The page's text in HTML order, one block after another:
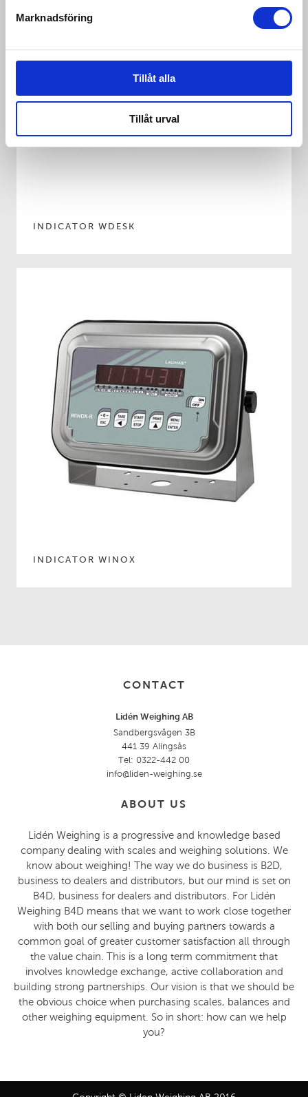
Marknadsföring
Tillåt alla
Tillåt urval
INDICATOR WDESK
INDICATOR WINOX
CONTACT
Lidén Weighing AB
Sandbergsvägen 3B
441 39 Alingsås
Tel: 0322-442 00
info@liden-weighing.se
ABOUT US
Lidén Weighing is a progressive and knowledge based
company dealing with scales and weighing solutions. We
know about weighing! The way we do business is B2D,
business to dealers and distributors, but our mind is set on
B4D, business for dealers and distributors. For Lidén
Weighing B4D means that we want to work close together
with both our selling and buying partners towards a
common goal of greater customer satisfaction all through
the value chain. This is a long term commitment that
involves knowledge exchange, active collaboration and
building strong partnerships. Our vision is that we should be
the obvious choice when purchasing scales, balances and
other weighing equipment. So in short: how can we help
you?